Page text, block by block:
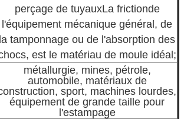
perçage de tuyauxLa frictionde
l'équipement mécanique général, de
la tamponnage ou de l'absorption des
est le matériau de moule idéal;
métallurgie, mines, pétrole,
automobile, matériaux de
sport, machines lourdes,
équipement de grande taille pour
l'estampage